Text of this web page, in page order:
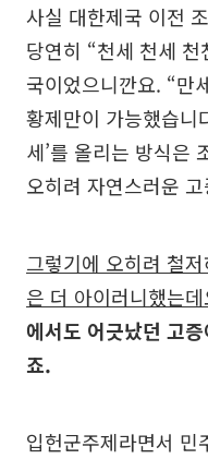
사실 대한제국 이전
당연히 “천세 천세
국이었으니깐요. “만
황제만이 가능했습니
세’를 올리는 방식은
오히려 자연스러운
그렇기에 오히려 철
은 더 아이러니했는
에서도 어긋났던 고
죠.
입헌군주제라면서 민